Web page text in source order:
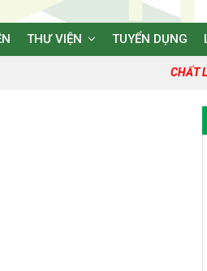
THƯ VIỆN TUYỂN DỤNG
CHẤT